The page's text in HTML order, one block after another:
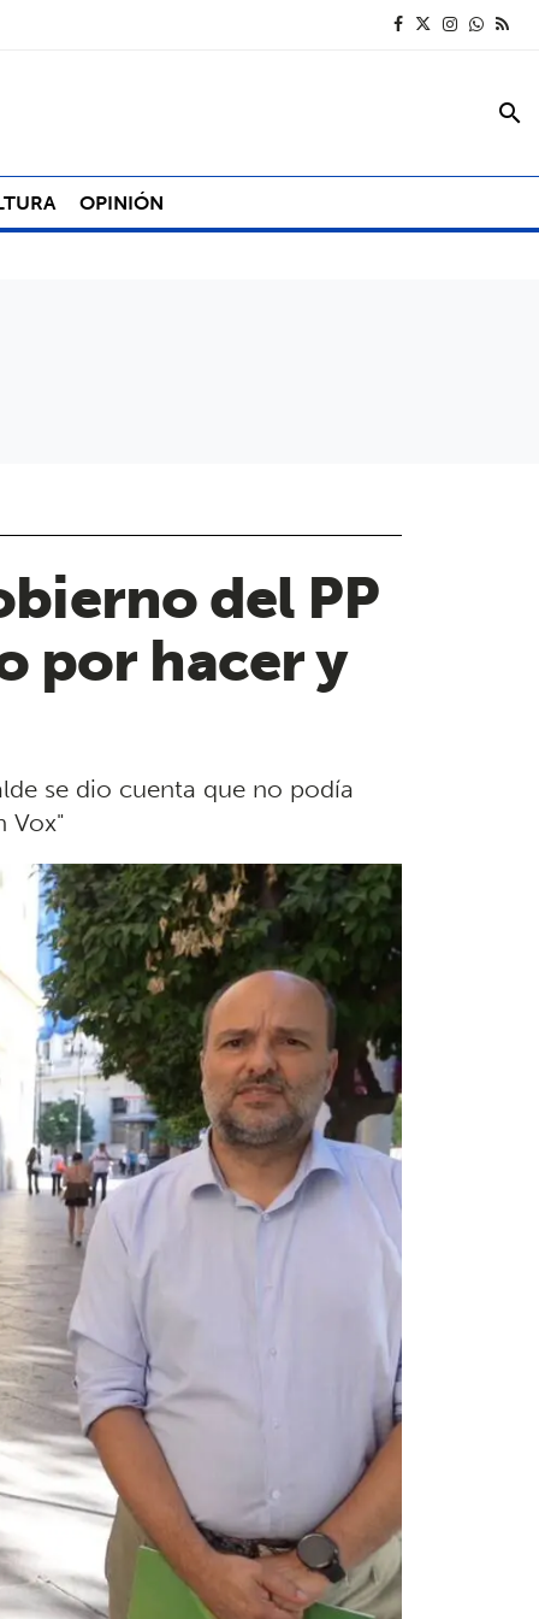
search
OPINIÓN
del PP
por hacer y
se dio cuenta que no podía
Vox"